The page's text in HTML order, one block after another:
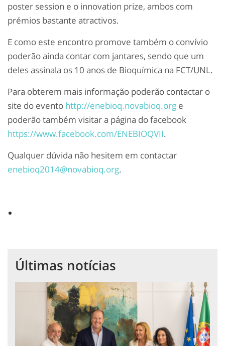
poster session e o innovation prize, ambos com
prémios bastante atractivos.
E como este encontro promove também o convívio
poderão ainda contar com jantares, sendo que um
deles assinala os 10 anos de Bioquímica na FCT/UNL.
Para obterem mais informação poderão contactar o
site do evento http://enebioq.novabioq.org e
poderão também visitar a página do facebook
https://www.facebook.com/ENEBIOQVII.
Qualquer dúvida não hesitem em contactar
enebioq2014@novabioq.org.
Últimas notícias